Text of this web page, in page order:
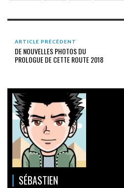
ARTICLE PRÉCÉDENT
DE NOUVELLES PHOTOS DU
PROLOGUE DE CETTE ROUTE 2018
SÉBASTIEN